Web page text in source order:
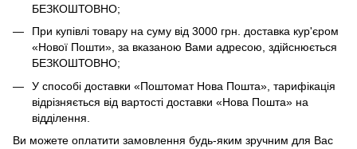
БЕЗКОШТОВНО;
При купівлі товару на суму від 3000 грн. доставка кур'єром
«Нової Пошти», за вказаною Вами адресою, здійснюється
БЕЗКОШТОВНО;
У способі доставки «Поштомат Нова Пошта», тарифікація
відрізняється від вартості доставки «Нова Пошта» на
відділення.
Ви можете оплатити замовлення будь-яким зручним для Вас